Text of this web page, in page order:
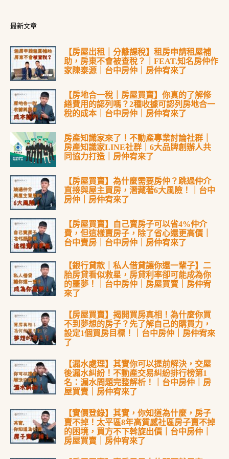
最新文章
【房屋出租｜分離課稅】租房申請租屋補
助，房東不會被查稅？｜FEAT.知名房仲作
家陳泰源｜台中房仲｜房仲宥來了
【房地合一稅｜房屋買賣】你真的了解修
繕費用的認列嗎？2種收據可認列房地合一
稅的成本｜台中房仲｜房仲宥來了
房產知識家來了！不動產專業討論社群｜
房產知識家LINE社群｜6大品牌創辦人共
同協力打造｜房仲宥來了
【房屋買賣】為什麼需要房仲？跳過仲介
直接與屋主買房，潛藏著6大風險！｜台中
房仲｜房仲宥來了
【房屋買賣】自己賣房子可以省4%仲介
費，但這樣賣房子，除了省心還更高價｜
台中賣房｜台中房仲｜房仲宥來了
【銀行貸款｜私人借貸讓你還一輩子】二
胎房貸看似救星，房貸利率卻可能成為你
的噩夢！｜台中房仲｜房屋買賣｜房仲宥
來了
【房屋買賣】揭開買房真相！為什麼你買
不到夢想的房子？先了解自己的購買力，
設定1個買房目標！｜台中房仲｜房仲宥來
了
【漏水處理】其實你可以提前解決，交屋
後漏水糾紛！不動產交易糾紛排行榜第1
名：漏水問題完整解析！｜台中房仲｜房
屋買賣｜房仲宥來了
【實價登錄】其實，你知道為什麼，房子
賣不掉！太平區8年高質感社區房子賣不掉
的困境，買方不下斡旋出價｜台中房仲｜
房屋買賣｜房仲宥來了